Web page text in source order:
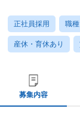
正社員採用 職
産休・育休あり
募集内容